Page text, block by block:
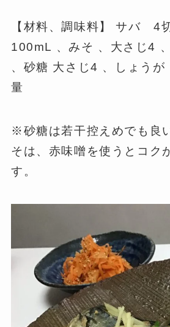
【材料、調味料】 サバ
100mL 、みそ 、大さじ4
、砂糖 大さじ4 、しょうが
量
※砂糖は若干控えめでも良
そは、赤味噌を使うとコク
す。